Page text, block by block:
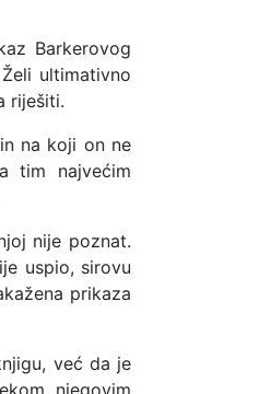
Barkerovog
ultimativno
riješiti.
na koji on ne
tim najvećim
nije poznat.
uspio, sirovu
prikaza
već da je
njegovim